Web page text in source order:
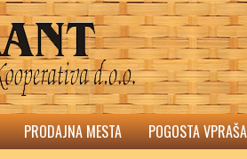
PRODAJNA MESTA POGOSTA